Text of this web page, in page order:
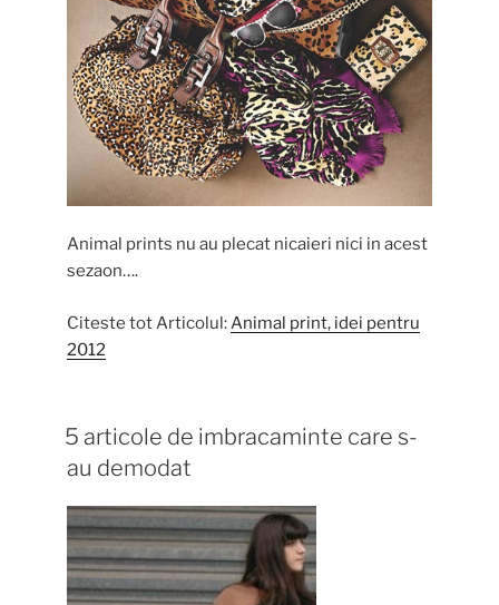
Animal prints nu au plecat nicaieri nici in acest
sezaon….
Citeste tot Articolul:Animal print, idei pentru
2012
5 articole de imbracaminte care s-
au demodat